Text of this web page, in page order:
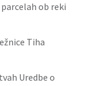
ob reki
Tiha
Uredbe o